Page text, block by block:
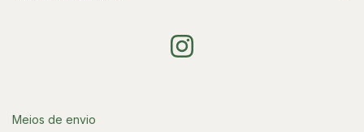
Meios de envio